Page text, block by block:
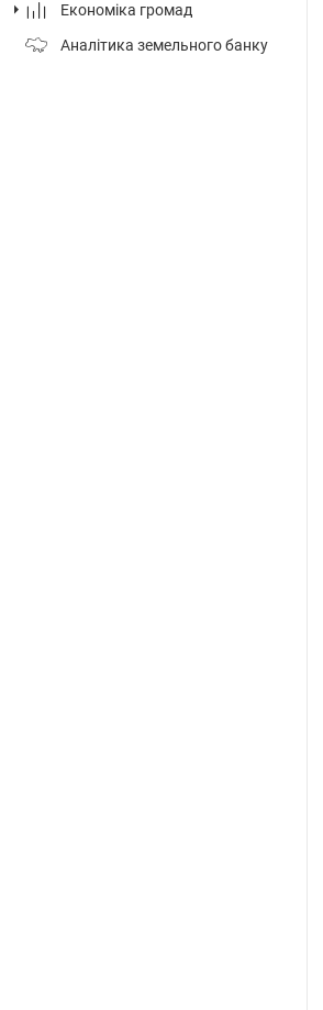
Економіка громад
Аналітика земельного банку